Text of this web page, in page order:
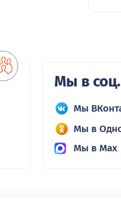
Мы в соц.
Мы
Мы в
Мы в Max